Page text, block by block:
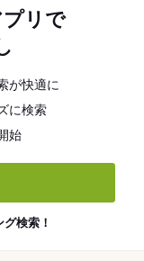
リで
が快適に
に検索
始
検索！